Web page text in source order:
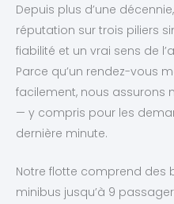
Depuis plus d’une
réputation sur trois piliers
fiabilité et un vrai sens de
Parce qu’un rendez-vous
facilement, nous assurons
— y compris pour les
dernière minute.
Notre flotte comprend des
minibus jusqu’à 9